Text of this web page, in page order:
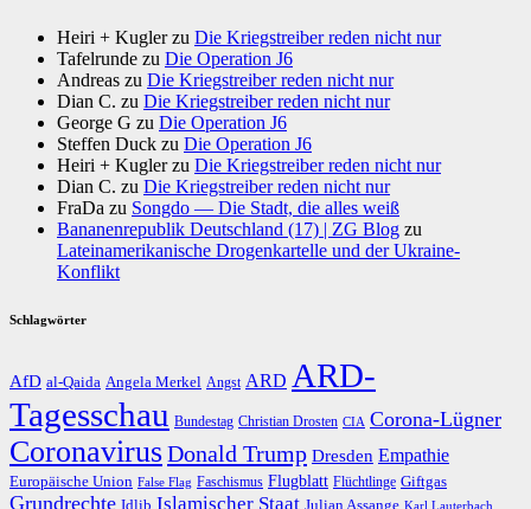
Heiri + Kuglerzu Die Kriegstreiber reden nicht nur
Tafelrunde zu Die Operation J6
Andreas zu Die Kriegstreiber reden nicht nur
Dian C. zu Die Kriegstreiber reden nicht nur
George G zu Die Operation J6
Steffen Duck zu Die Operation J6
Heiri + Kuglerzu Die Kriegstreiber reden nicht nur
Dian C. zu Die Kriegstreiber reden nicht nur
FraDa zu Songdo — Die Stadt, die alles weiß
Bananenrepublik Deutschland (17) | ZG Blog zu
Lateinamerikanische Drogenkartelle und der Ukraine-
Konflikt
Schlagwörter
AfD al-Qaida Angela Merkel Angst ARD ARD-
Tagesschau Bundestag Christian Drosten CIA Corona-Lügner
CoronavirusDonald Trump Dresden Empathie
Europäische Union False Flag Faschismus Flugblatt Flüchtlinge Giftgas
Grundrechte Idlib Islamischer Staat Karl Lauterbach